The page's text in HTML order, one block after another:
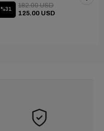
%31
125.00 USD
182.00 USD